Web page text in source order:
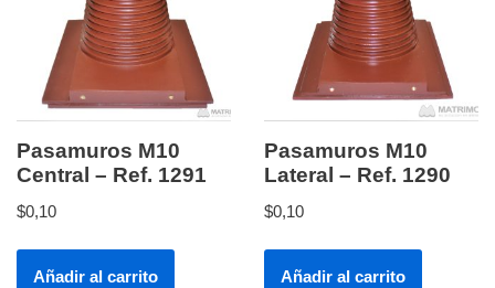
Pasamuros M10
Central – Ref. 1291
$0,10
Añadir al carrito
Pasamuros M10
Lateral – Ref. 1290
$0,10
Añadir al carrito